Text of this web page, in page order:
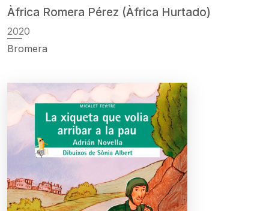
Àfrica Romera Pérez (Àfrica Hurtado)
2020
Bromera